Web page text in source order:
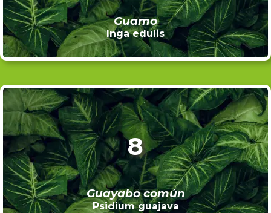
Guamo
Inga edulis
8
Guayabo común
Psidium guajava